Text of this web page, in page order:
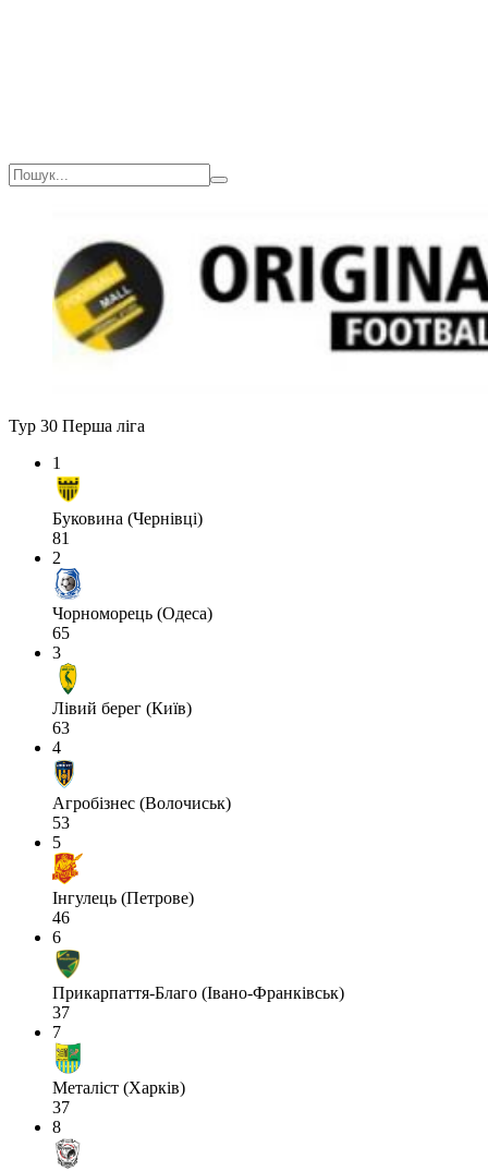
Тур 30 Перша ліга
1
Буковина (Чернівці)
81
2
Чорноморець (Одеса)
65
3
Лівий берег (Київ)
63
4
Агробізнес (Волочиськ)
53
5
Інгулець (Петрове)
46
6
Прикарпаття-Благо (Івано-Франківськ)
37
7
Металіст (Харків)
37
8